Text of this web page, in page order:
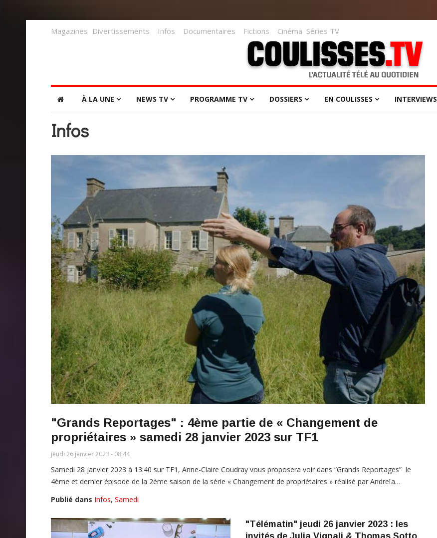
Magazines Divertissements Infos Documentaires Fictions Cinéma Séries TV
À LA UNE NEWS TV PROGRAMME TV DOSSIERS EN COULISSES INTERVIEWS
Infos
"Grands Reportages" : 4ème partie de « Changement de
propriétaires » samedi 28 janvier 2023 sur TF1
jeudi 26 janvier 2023 - 08:44
Samedi 28 janvier 2023 à 13:40 sur TF1, Anne-Claire Coudray vous proposera voir dans “Grands Reportages” le
4ème et dernier épisode de la 2ème saison de la série « Changement de propriétaires » réalisé par Andreïa…
Publié dans Infos, Samedi
"Télématin" jeudi 26 janvier 2023 : les
invités de Julia Vignali & Thomas Sotto